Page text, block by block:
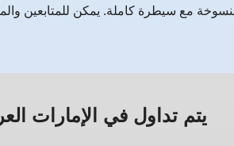
مع سيطرة كاملة. يمكن للمتابعين
يتم تداول في الإمارات